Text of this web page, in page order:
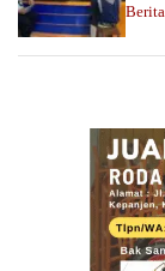
Berita